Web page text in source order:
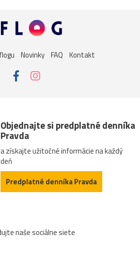
Novinky FAQ Kontakt
Objednajte si predplatné denníka
Pravda
a získajte užitočné informácie na každý
deň
Predplatné denníka Pravda
naše sociálne siete